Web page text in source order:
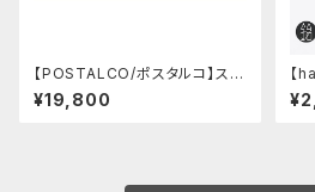
【POSTALCO/ポスタルコ】スナ
ップペンケース (Navy Blue)
¥19,800
【
ノ
レ